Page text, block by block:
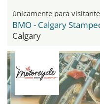
únicamente para
BMO - Calgary
Calgary